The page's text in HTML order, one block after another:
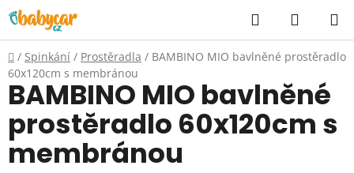
Přejít
na
obsah
Hledat
KOŠÍK
Domů
/ Spinkání / Prostěradla / BAMBINO MIO bavlněné prostěradlo
60x120cm s membránou
BAMBINO MIO bavlněné
prostěradlo 60x120cm s
membránou